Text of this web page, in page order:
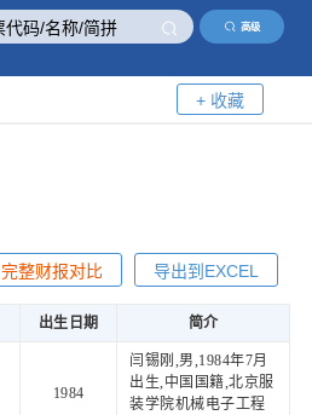
高级
+ 收藏
导出到EXCEL
完整财报对比
出生日期 简介
1984
闫锡刚,男,1984年7月
出生,中国国籍,北京服
装学院机械电子工程